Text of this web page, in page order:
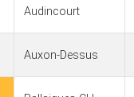
Audincourt
Auxon-Dessus